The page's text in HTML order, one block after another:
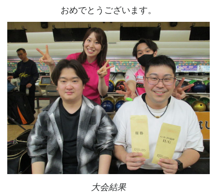
おめでとうございます。
大会結果